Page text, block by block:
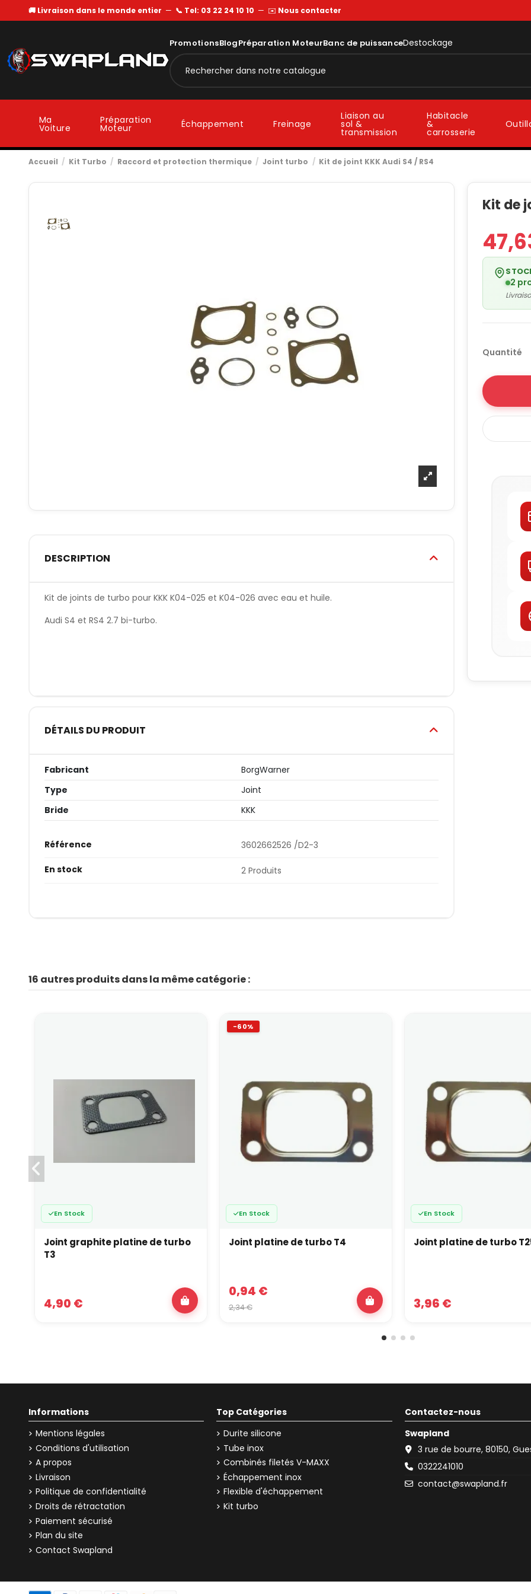
🚚 Livraison dans le monde entier — 📞 Tel: 03 22 24 10 10 — ✉️ Nous contacter
PromotionsBlogPréparation MoteurBanc de puissanceDestockage
Ma
Voiture
Préparation
Moteur Échappement Freinage
Liaison au
sol &
transmission
Habitacle
&
carrosserie
Accueil Kit Turbo Raccord et protection thermique Joint turbo Kit de joint KKK Audi S4 / RS4
DESCRIPTION
Kit de joints de turbo pour KKK K04-025 et K04-026 avec eau et huile.
Audi S4 et RS4 2.7 bi-turbo.
DÉTAILS DU PRODUIT
Fabricant
BorgWarner
Type
Joint
Bride
KKK
Référence 3602662526 /D2-3
En stock 2 Produits
Kit de
2
Quantité
16 autres produits dans la même catégorie :
En Stock
Joint graphite platine de turbo
T3
4,90 €
-60%
En Stock
Joint platine de turbo T4
0,94 €
2,34 €
En Stock
Joint platine de turbo
3,96 €
Informations
Mentions légales
Conditions d'utilisation
A propos
Livraison
Politique de confidentialité
Droits de rétractation
Paiement sécurisé
Plan du site
Contact Swapland
Top Catégories
Durite silicone
Tube inox
Combinés filetés V-MAXX
Échappement inox
Flexible d'échappement
Kit turbo
Contactez-nous
Swapland
3 rue de bourre, 80150,
0322241010
contact@swapland.fr